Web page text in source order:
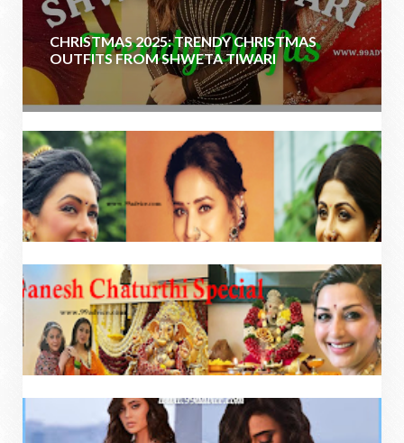
CHRISTMAS 2025: TRENDY CHRISTMAS
OUTFITS FROM SHWETA TIWARI